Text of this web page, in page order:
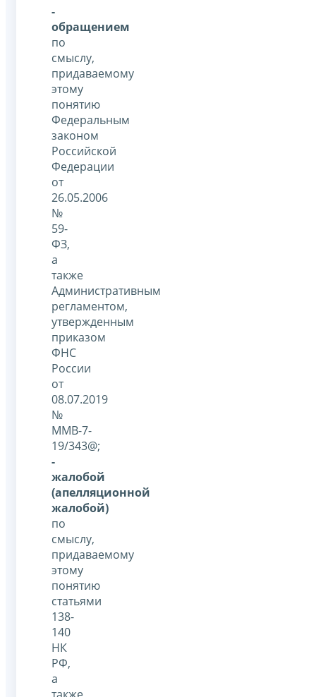
-
обращением
по
смыслу,
придаваемому
этому
понятию
Федеральным
законом
Российской
Федерации
от
26.05.2006
№
59-
ФЗ,
а
также
Административным
регламентом,
утвержденным
приказом
ФНС
России
от
08.07.2019
№
ММВ-7-
19/343@;
-
жалобой
(апелляционной
жалобой)
по
смыслу,
придаваемому
этому
понятию
статьями
138-
140
НК
РФ,
а
также